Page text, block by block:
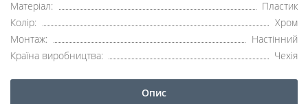
Матеріал:
Пластик
Колір:
Хром
Монтаж:
Настінний
Країна виробництва:
Чехія
Опис